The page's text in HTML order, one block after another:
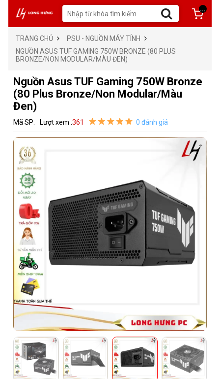
...
TRANG CHỦ
PSU - NGUỒN MÁY TÍNH
NGUỒN ASUS TUF GAMING 750W BRONZE (80 PLUS
BRONZE/NON MODULAR/MÀU ĐEN)
Nguồn Asus TUF Gaming 750W Bronze
(80 Plus Bronze/Non Modular/Màu
Đen)
Mã SP: Lượt xem :361 0 đánh giá